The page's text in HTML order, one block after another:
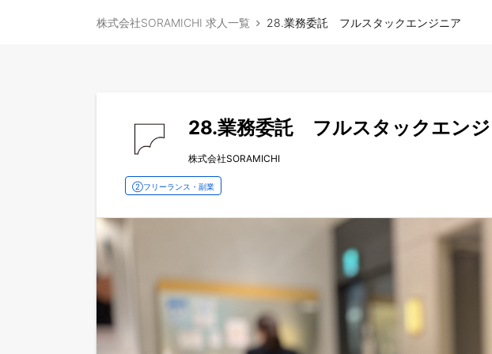
株式会社SORAMICHI 求人一覧 28.業務委託 フルスタックエンジニア
28.業務委託 フルスタックエン
株式会社SORAMICHI
②フリーランス・副業